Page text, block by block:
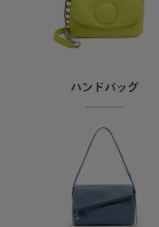
ハンドバッグ